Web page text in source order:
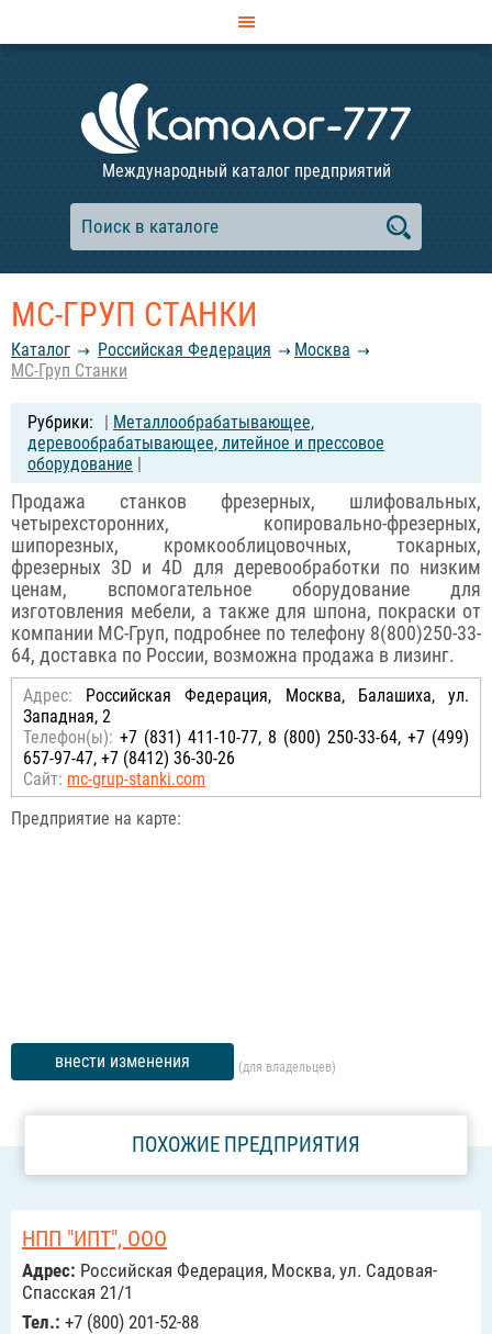
Международный каталог предприятий
МС-ГРУП СТАНКИ
Каталог Российcкая Федерация
Москва
МС-Груп Станки
| Металлообрабатывающее,
деревообрабатывающее, литейное и прессовое
оборудование |
Продажа станков фрезерных, шлифовальных,
четырехсторонних, копировально-фрезерных,
шипорезных, кромкооблицовочных, токарных,
фрезерных 3D и 4D для деревообработки по низким
ценам, вспомогательное оборудование для
изготовления мебели, а также для шпона, покраски от
компании МС-Груп, подробнее по телефону 8(800)250-33-
64, доставка по России, возможна продажа в лизинг.
Адрес: Российcкая Федерация, Москва, Балашиха, ул.
Западная, 2
Телефон(ы): +7 (831) 411-10-77, 8 (800) 250-33-64, +7 (499)
657-97-47, +7 (8412) 36-30-26
Сайт: mc-grup-stanki.com
Предприятие на карте:
внести изменения (для владельцев)
ПОХОЖИЕ ПРЕДПРИЯТИЯ
НПП "ИПТ", ООО
Адрес: Российcкая Федерация, Москва, ул. Садовая-
Спасская 21/1
Тел.: +7 (800) 201-52-88